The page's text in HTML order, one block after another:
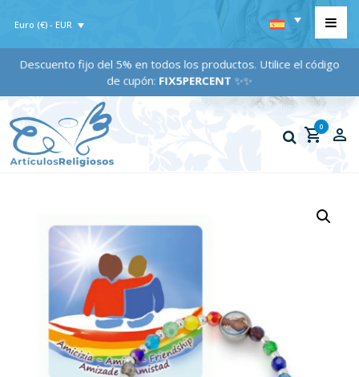
Euro (€) - EUR
Descuento fijo del 5% en todos los productos. Utilice el código
de cupón:FIX5PERCENT✨✨
0